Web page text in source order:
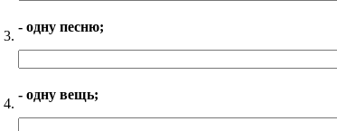
3.
- одну песню;
4.
- одну вещь;